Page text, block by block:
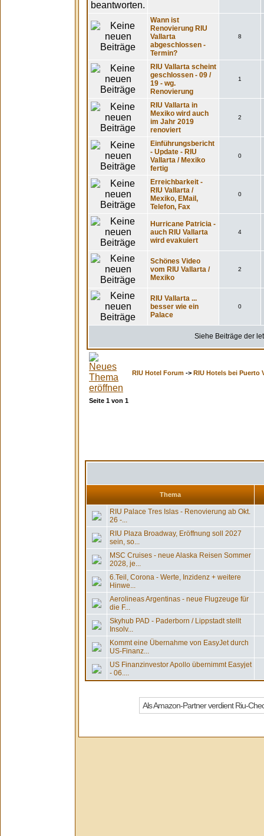
Wann ist
Renovierung RIU
Vallarta
abgeschlossen -
Termin?
8
RIU Vallarta scheint
geschlossen - 09 /
19 - wg.
Renovierung
1
RIU Vallarta in
Mexiko wird auch
im Jahr 2019
renoviert
2
Einführungsbericht
- Update - RIU
Vallarta / Mexiko
fertig
0
Erreichbarkeit -
RIU Vallarta /
Mexiko, EMail,
Telefon, Fax
0
Hurricane Patricia -
auch RIU Vallarta
wird evakuiert
4
Schönes Video
vom RIU Vallarta /
Mexiko
2
RIU Vallarta ...
besser wie ein
Palace
0
Siehe Beiträge der
RIU Hotel Forum -> RIU Hotels bei Puerto
Seite 1 von 1
Thema
RIU Palace Tres Islas - Renovierung ab Okt.
26 -...
RIU Plaza Broadway, Eröffnung soll 2027
sein, so...
MSC Cruises - neue Alaska Reisen Sommer
2028, je...
6.Teil, Corona - Werte, Inzidenz + weitere
Hinwe...
Aerolineas Argentinas - neue Flugzeuge für
die F...
Skyhub PAD - Paderborn / Lippstadt stellt
Insolv...
Kommt eine Übernahme von EasyJet durch
US-Finanz...
US Finanzinvestor Apollo übernimmt Easyjet
- 06....